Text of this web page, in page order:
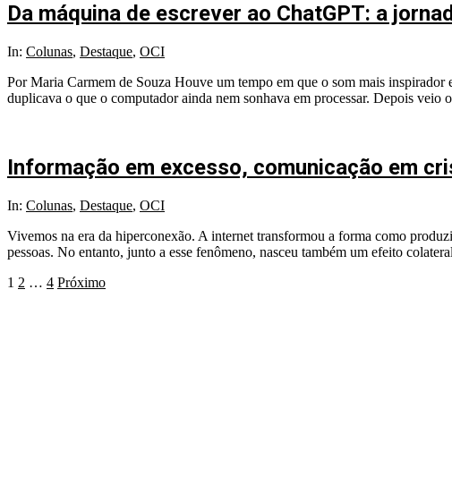
Da máquina de escrever ao ChatGPT: a
2025-
04
In: Colunas, Destaque, OCI
Por Maria Carmem de Souza Houve um tempo em que o som mais
duplicava o que o computador ainda nem sonhava em processar. Depois veio
Informação em excesso, comunicação em
2025-
07
In: Colunas, Destaque, OCI
Vivemos na era da hiperconexão. A internet transformou a forma como
pessoas. No entanto, junto a esse fenômeno, nasceu também um efeito
Paginação
1 2 … 4 Próximo